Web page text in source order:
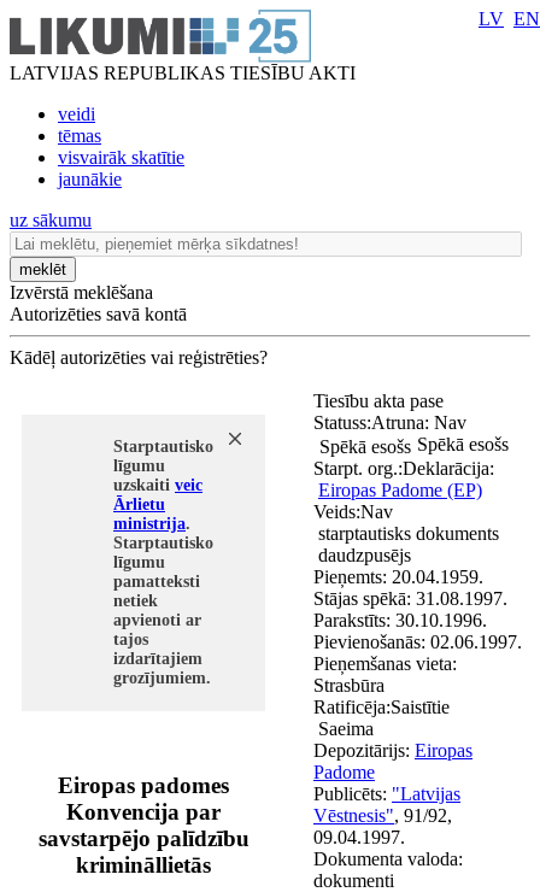
LATVIJAS REPUBLIKAS TIESĪBU AKTI
veidi
tēmas
visvairāk skatītie
jaunākie
LV EN
uz sākumu
meklēt
Izvērstā meklēšana
Autorizēties savā kontā
Kādēļ autorizēties vai reģistrēties?
Starptautisko
līgumu
uzskaiti veic
Ārlietu
ministrija.
Starptautisko
līgumu
pamatteksti
netiek
apvienoti ar
tajos
izdarītajiem
grozījumiem.
Eiropas padomes
Konvencija par
savstarpējo palīdzību
krimināllietās
Tiesību akta pase
Statuss:
Spēkā esošs Spēkā esošs
Starpt. org.:
Eiropas Padome (EP)
Veids:
starptautisks dokuments
daudzpusējs
Pieņemts: 20.04.1959.
Stājas spēkā: 31.08.1997.
Parakstīts: 30.10.1996.
Pievienošanās: 02.06.1997.
Pieņemšanas vieta:
Strasbūra
Ratificēja:
Saeima
Atruna: Nav
Deklarācija:
Nav
Depozitārijs: Eiropas
Padome
Publicēts: "Latvijas
Vēstnesis", 91/92,
09.04.1997.
Dokumenta valoda:
Saistītie
dokumenti